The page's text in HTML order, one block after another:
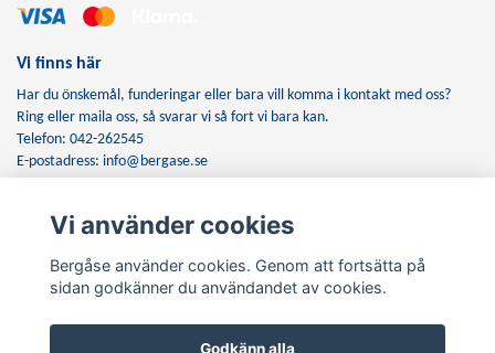
Vi finns här
Har du önskemål, funderingar eller bara vill komma i kontakt med oss?
Ring eller maila oss, så svarar vi så fort vi bara kan.
Telefon: 042-262545
E-postadress: info@bergase.se
Anmäl dig till vårt nyhetsbrev
Prenumerera
Vi använder cookies
Bergåse använder cookies. Genom att fortsätta på
sidan godkänner du användandet av cookies.
Godkänn alla